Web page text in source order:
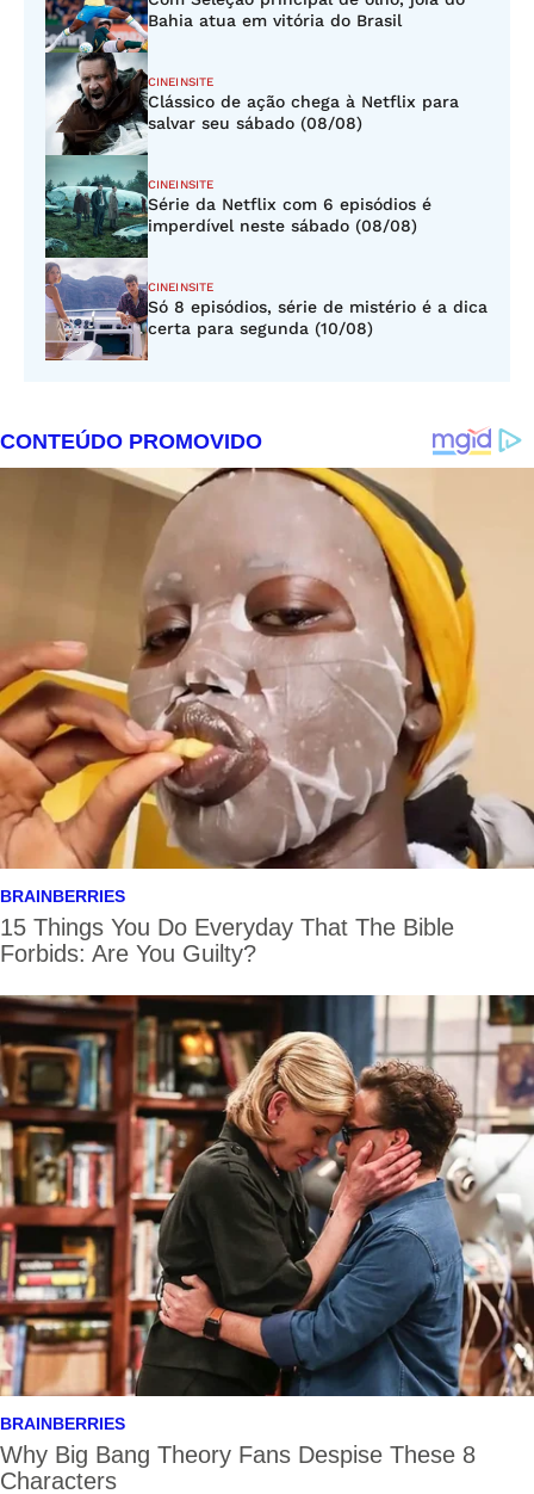
Bahia atua em vitória do Brasil
CINEINSITE
Clássico de ação chega à Netflix para
salvar seu sábado (08/08)
CINEINSITE
Série da Netflix com 6 episódios é
imperdível neste sábado (08/08)
CINEINSITE
Só 8 episódios, série de mistério é a dica
certa para segunda (10/08)